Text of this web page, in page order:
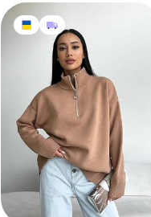
1090 грн
Теплий оверсайз светр
жіночий вязаний светр
широкий вовняний светр
на блискавці
34 / XS / 42 і ще 2